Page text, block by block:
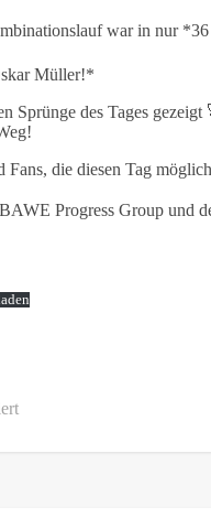
war in nur
Müller!*
Sprünge des Tages
die diesen Tag
Progress Group und
für